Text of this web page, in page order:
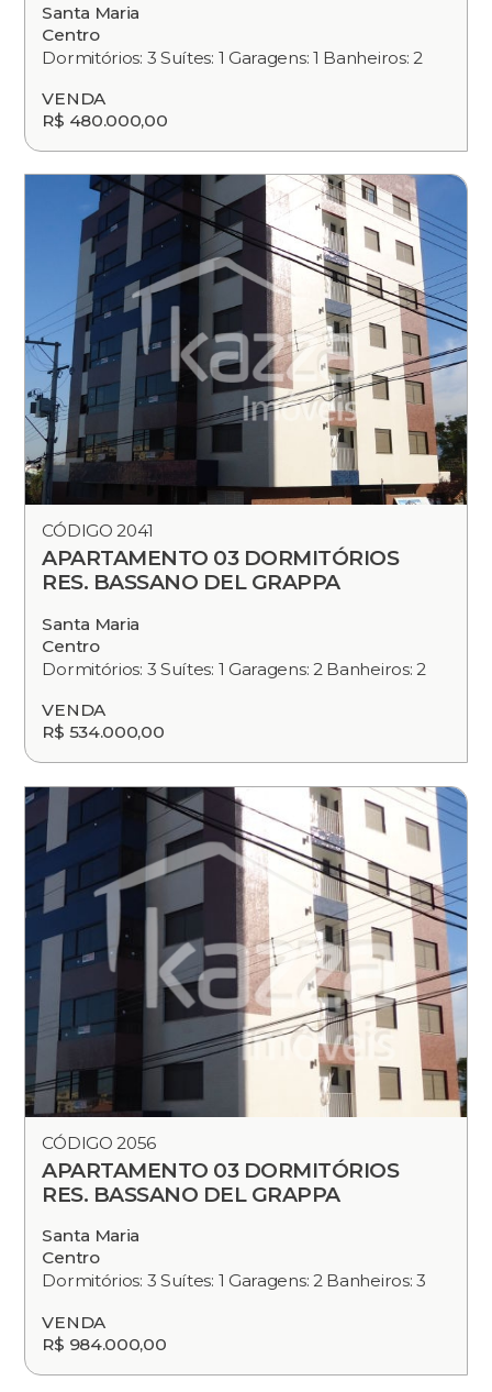
Santa Maria
Centro
Dormitórios: 3 Suítes: 1 Garagens: 1 Banheiros: 2
VENDA
R$ 480.000,00
CÓDIGO 2041
APARTAMENTO 03 DORMITÓRIOS
RES. BASSANO DEL GRAPPA
Santa Maria
Centro
Dormitórios: 3 Suítes: 1 Garagens: 2 Banheiros: 2
VENDA
R$ 534.000,00
CÓDIGO 2056
APARTAMENTO 03 DORMITÓRIOS
RES. BASSANO DEL GRAPPA
Santa Maria
Centro
Dormitórios: 3 Suítes: 1 Garagens: 2 Banheiros: 3
VENDA
R$ 984.000,00